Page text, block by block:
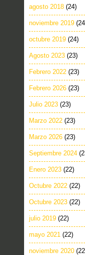
agosto 2018 (24)
noviembre 2019
octubre 2019 (24)
Agosto 2023 (23)
Febrero 2022 (23)
Febrero 2026 (23)
Julio 2023 (23)
Marzo 2022 (23)
Marzo 2026 (23)
Septiembre 2024
Enero 2023 (22)
Octubre 2022 (22)
Octubre 2023 (22)
julio 2019 (22)
mayo 2021 (22)
noviembre 2020